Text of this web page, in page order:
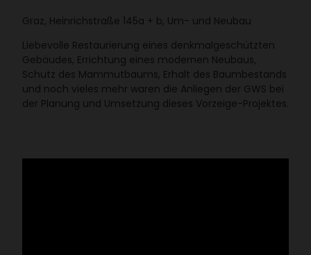
Graz, Hein­rich­straße 145a + b, Um- und Neubau
Liebe­volle Restau­rie­rung eines denk­mal­ge­schützten
Gebäudes, Errich­tung eines modernen Neubaus,
Schutz des Mammut­baums, Erhalt des Baum­be­stands
und noch vieles mehr waren die Anliegen der GWS bei
der Planung und Umset­zung dieses Vorzeige-Projektes.